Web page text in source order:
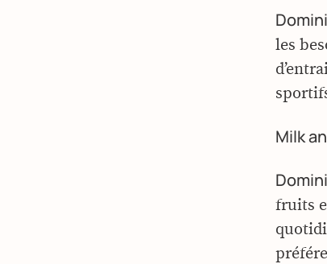
les
Milk
fruits